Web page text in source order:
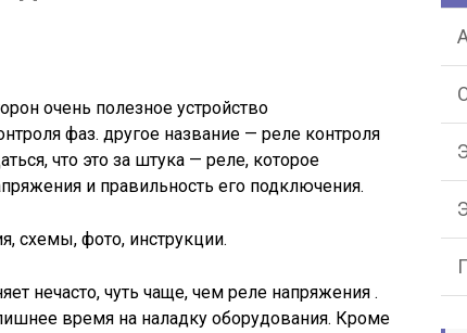
очень полезное устройство
фаз. другое название — реле контроля
что это за штука — реле, которое
и правильность его подключения.
схемы, фото, инструкции.
нечасто, чуть чаще, чем реле напряжения .
время на наладку оборудования. Кроме